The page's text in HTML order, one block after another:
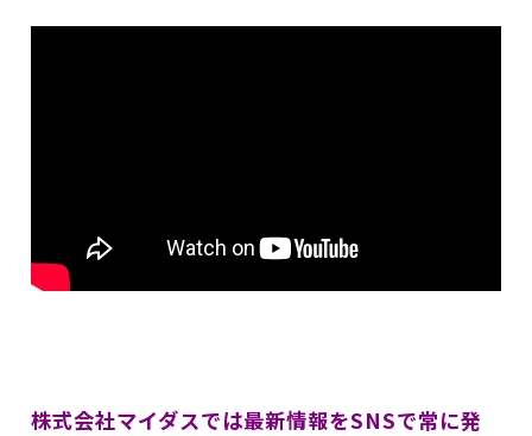
株式会社マイダスでは最新情報をSNSで常に発